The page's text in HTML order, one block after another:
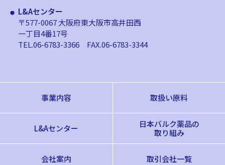
L&Aセンター
〒577-0067 大阪府東大阪市高井田西
一丁目4番17号
TEL.06-6783-3366 FAX.06-6783-3344
事業内容 取扱い原料
L&Aセンター
日本バルク薬品の
取り組み
会社案内 取引会社一覧